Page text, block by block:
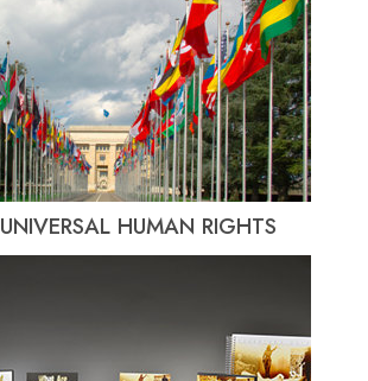
HUMAN RIGHTS